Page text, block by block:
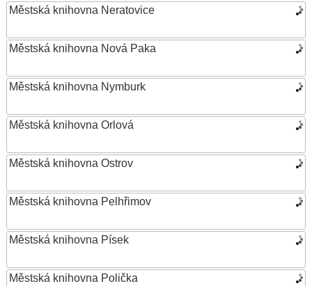
Městská knihovna Neratovice
Městská knihovna Nová Paka
Městská knihovna Nymburk
Městská knihovna Orlová
Městská knihovna Ostrov
Městská knihovna Pelhřimov
Městská knihovna Písek
Městská knihovna Polička